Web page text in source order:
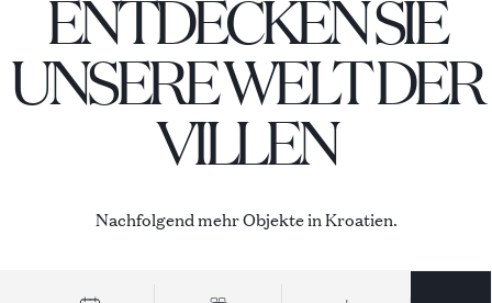
ENTDECKEN SIE
UNSERE WELT DER
VILLEN
Nachfolgend mehr Objekte in Kroatien.